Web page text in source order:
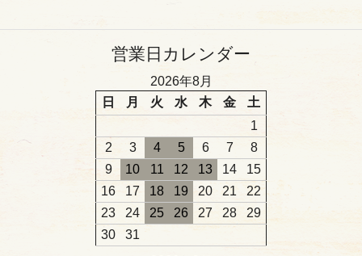
営業日カレンダー
2026年8月
日
月 火 水 木 金
土
1
2
3 4 5 6 7
8
9
10 11 12 13 14
15
16
17 18 19 20 21
22
23
24 25 26 27 28
29
30
31